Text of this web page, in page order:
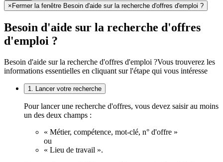
× Fermer la fenêtre Besoin d'aide sur la recherche d'offres d'emploi ?
Besoin d'aide sur la recherche d'offres
d'emploi ?
Besoin d'aide sur la recherche d'offres d'emploi ?Vous trouverez les
informations essentielles en cliquant sur l'étape qui vous intéresse
1. Lancer votre recherche
Pour lancer une recherche d'offres, vous devez saisir au moins
un des deux champs :
« Métier, compétence, mot-clé, n° d'offre »
ou
« Lieu de travail ».